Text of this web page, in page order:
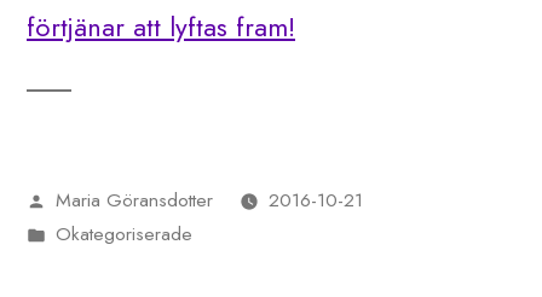
förtjänar att lyftas fram!
Publicerat
av
Maria Göransdotter 2016-10-21
Publicerat
Okategoriserade